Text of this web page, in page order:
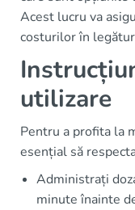
Acest lucru va
costurilor în
utilizare
Pentru a profita la
esențial să
Administrați
minute înainte